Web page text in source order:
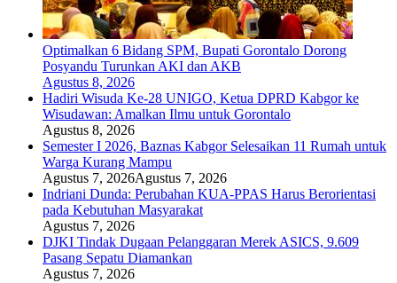
Optimalkan 6 Bidang SPM, Bupati Gorontalo Dorong
Posyandu Turunkan AKI dan AKB
Agustus 8, 2026
Hadiri Wisuda Ke-28 UNIGO, Ketua DPRD Kabgor ke
Wisudawan: Amalkan Ilmu untuk Gorontalo
Agustus 8, 2026
Semester I 2026, Baznas Kabgor Selesaikan 11 Rumah untuk
Warga Kurang Mampu
Agustus 7, 2026Agustus 7, 2026
Indriani Dunda: Perubahan KUA-PPAS Harus Berorientasi
pada Kebutuhan Masyarakat
Agustus 7, 2026
DJKI Tindak Dugaan Pelanggaran Merek ASICS, 9.609
Pasang Sepatu Diamankan
Agustus 7, 2026